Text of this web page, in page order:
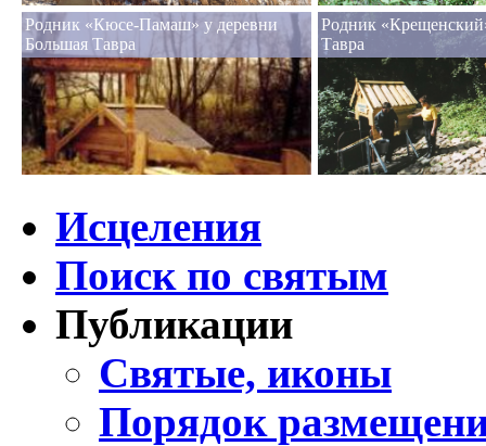
Родник «Кюсе-Памаш» у деревни
Большая Тавра
Родник
Тавра
Исцеления
Поиск по святым
Публикации
Святые, иконы
Порядок